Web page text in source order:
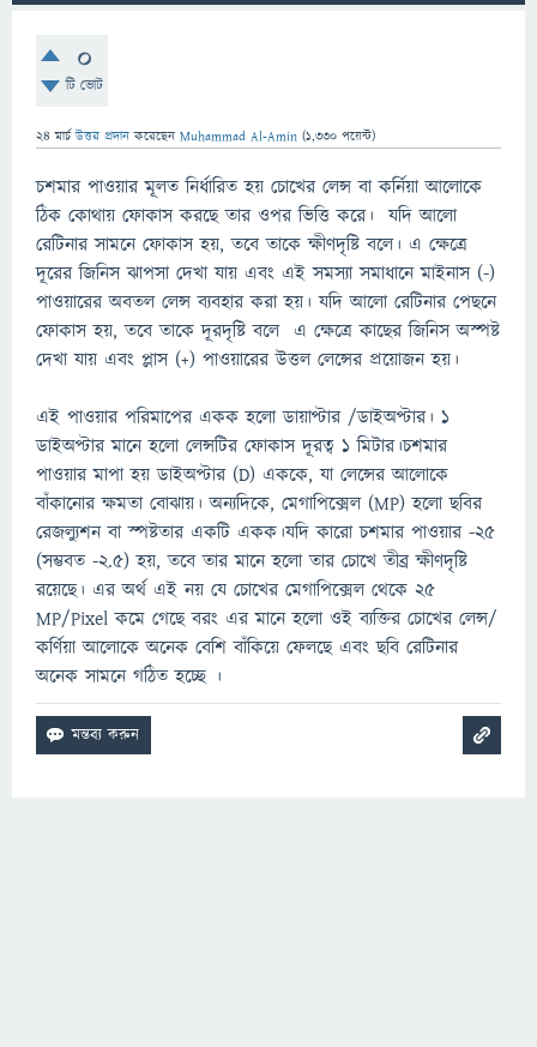
0
টি ভোট
24 মার্চ উত্তর প্রদান করেছেন Muhammad Al-Amin (1,330 পয়েন্ট)
চশমার পাওয়ার মূলত নির্ধারিত হয় চোখের লেন্স বা কর্নিয়া আলোকে
ঠিক কোথায় ফোকাস করছে তার ওপর ভিত্তি করে। যদি আলো
রেটিনার সামনে ফোকাস হয়, তবে তাকে ক্ষীণদৃষ্টি বলে। এ ক্ষেত্রে
দূরের জিনিস ঝাপসা দেখা যায় এবং এই সমস্যা সমাধানে মাইনাস (-)
পাওয়ারের অবতল লেন্স ব্যবহার করা হয়। যদি আলো রেটিনার পেছনে
ফোকাস হয়, তবে তাকে দূরদৃষ্টি বলে এ ক্ষেত্রে কাছের জিনিস অস্পষ্ট
দেখা যায় এবং প্লাস (+) পাওয়ারের উত্তল লেন্সের প্রয়োজন হয়।
এই পাওয়ার পরিমাপের একক হলো ডায়াপ্টার /ডাইঅপ্টার। ১
ডাইঅপ্টার মানে হলো লেন্সটির ফোকাস দূরত্ব ১ মিটার।চশমার
পাওয়ার মাপা হয় ডাইঅপ্টার (D) এককে, যা লেন্সের আলোকে
বাঁকানোর ক্ষমতা বোঝায়। অন্যদিকে, মেগাপিক্সেল (MP) হলো ছবির
রেজল্যুশন বা স্পষ্টতার একটি একক।যদি কারো চশমার পাওয়ার -২৫
(সম্ভবত -২.৫) হয়, তবে তার মানে হলো তার চোখে তীব্র ক্ষীণদৃষ্টি
রয়েছে। এর অর্থ এই নয় যে চোখের মেগাপিক্সেল থেকে ২৫
MP/Pixel কমে গেছে বরং এর মানে হলো ওই ব্যক্তির চোখের লেন্স/
কর্ণিয়া আলোকে অনেক বেশি বাঁকিয়ে ফেলছে এবং ছবি রেটিনার
অনেক সামনে গঠিত হচ্ছে ।